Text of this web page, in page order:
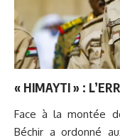
« HIMAYTI » :
Face à la montée
Béchir a ordonné